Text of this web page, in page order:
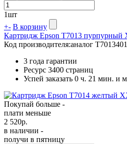
1шт
+- В корзину
Картридж Epson T7013 пурпурный
Код производителя:аналог
3 года гарантии
Ресурс 3400 страниц
Успей заказать 0 ч. 21 мин. и
Покупай больше -
плати меньше
2 520р.
в наличии -
получи в пятницу